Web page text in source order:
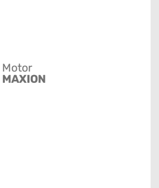
Motor
MAXION